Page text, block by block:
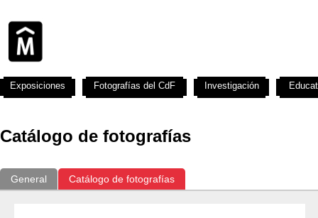
Catálogo de fotografías
General Catálogo de fotografías
Exposiciones Fotografías del CdF Investigación